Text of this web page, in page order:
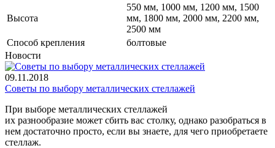
Высота
550 мм, 1000 мм, 1200 мм, 1500
мм, 1800 мм, 2000 мм, 2200 мм,
2500 мм
Cпособ крепления
болтовые
Новости
09.11.2018
Советы по выбору металлических стеллажей
При выборе металлических стеллажей
их разнообразие может сбить вас столку, однако разобраться в
нем достаточно просто, если вы знаете, для чего приобретаете
стеллаж.